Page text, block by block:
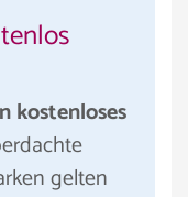
kostenloses
gelten